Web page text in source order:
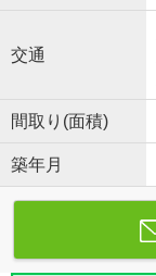
交通
間取り(面積)
築年月